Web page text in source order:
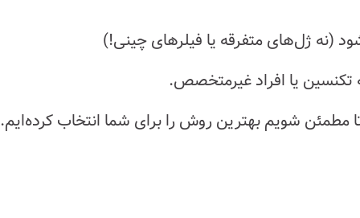
(نه ژل‌های متفرقه یا فیلرهای چینی!)
یا افراد غیرمتخصص.
مطمئن شویم بهترین روش را برای شما انتخاب کرده‌ایم.